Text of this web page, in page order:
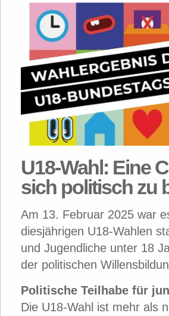
U18-Wahl: Eine
sich politisch zu
Am 13. Februar 2025 war
diesjährigen U18-Wahlen
und Jugendliche unter 18
der politischen
Politische Teilhabe für
Die U18-Wahl ist mehr als